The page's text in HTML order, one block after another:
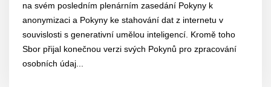
na svém posledním plenárním zasedání Pokyny k
anonymizaci a Pokyny ke stahování dat z internetu v
souvislosti s generativní umělou inteligencí. Kromě toho
Sbor přijal konečnou verzi svých Pokynů pro zpracování
osobních údaj...